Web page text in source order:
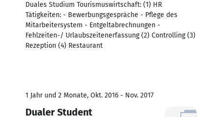
Duales Studium Tourismuswirtschaft: (1) HR
Tätigkeiten: - Bewerbungsgespräche - Pflege des
Mitarbeitersystem - Entgeltabrechnungen -
Fehlzeiten-/ Urlaubszeitenerfassung (2) Controlling (3)
Rezeption (4) Restaurant
1 Jahr und 2 Monate, Okt. 2016 - Nov. 2017
Dualer Student